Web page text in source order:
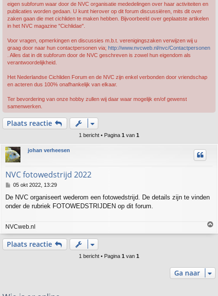
eigen subforum waar door de NVC organisatie mededelingen over haar activiteiten en
publicaties worden gedaan. U kunt hierover op dit forum discussiëren, mits dit over
zaken gaan die met cichliden te maken hebben. Bijvoorbeeld over geplaatste artikelen
in het NVC magazine "Cichlidae".
Voor vragen, opmerkingen en discussies m.b.t. verenigingszaken verwijzen wij u
graag door naar hun contactpersonen via; http://www.nvcweb.nl/nvc/Contactpersonen
. Alles dat in dit subforum door de NVC geschreven is zowel hun eigendom als
verantwoordelijkheid.
Het Nederlandse Cichliden Forum en de NVC zijn enkel verbonden door vriendschap
en acteren dus 100% onafhankelijk van elkaar.
Ter bevordering van onze hobby zullen wij daar waar mogelijk en/of gewenst
samenwerken.
Plaats reactie
1 bericht • Pagina 1 van 1
johan verheesen
NVC fotowedstrijd 2022
B
r
i
t
05 okt 2022, 13:29
De NVC organiseert wederom een fotowedstrijd. De details zijn te vinden
onder de rubriek FOTOWEDSTRIJDEN op dit forum.
NVCweb.nl
Plaats reactie
1 bericht • Pagina 1 van 1
Ga naar